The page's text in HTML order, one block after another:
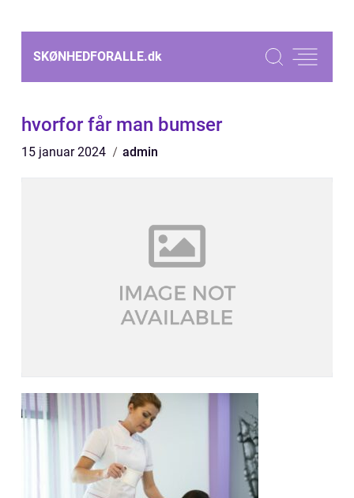
SKØNHEDFORALLE.dk
hvorfor får man bumser
15 januar 2024 admin